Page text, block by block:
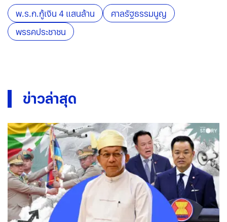
พ.ร.ก.กู้เงิน 4 แสนล้าน
ศาลรัฐธรรมนูญ
พรรคประชาชน
ข่าวล่าสุด